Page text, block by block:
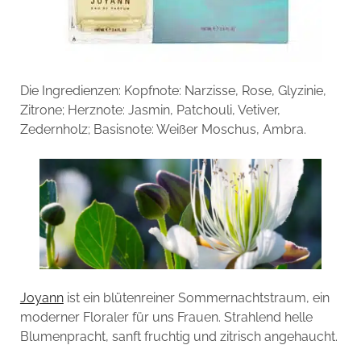
Die Ingredienzen: Kopfnote: Narzisse, Rose, Glyzinie,
Zitrone; Herznote: Jasmin, Patchouli, Vetiver,
Zedernholz; Basisnote: Weißer Moschus, Ambra.
Joyannist ein blütenreiner Sommernachtstraum, ein
moderner Floraler für uns Frauen. Strahlend helle
Blumenpracht, sanft fruchtig und zitrisch angehaucht.